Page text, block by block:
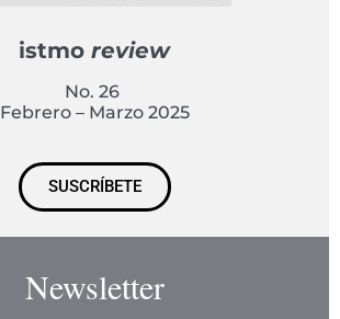
istmo review
No. 26
Febrero – Marzo 2025
SUSCRÍBETE
Newsletter